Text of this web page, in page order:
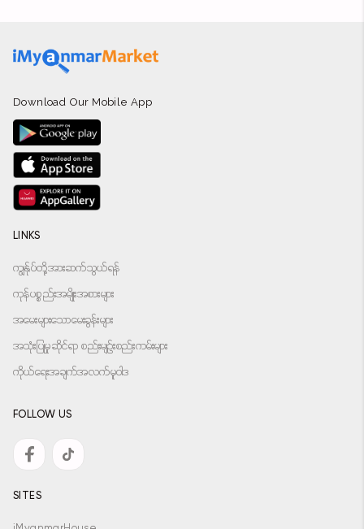
Download Our Mobile App
LINKS
ကျွန်ုပ်တို့အားဆက်သွယ်ရန်
ကုန်ပစ္စည်းအမျိုးအစားများ
အမေးများသောမေးခွန်းများ
အသုံးပြုမှုဆိုင်ရာ စည်းမျဉ်းစည်းကမ်းများ
ကိုယ်ရေးအချက်အလက်မူဝါဒ
FOLLOW US
SITES